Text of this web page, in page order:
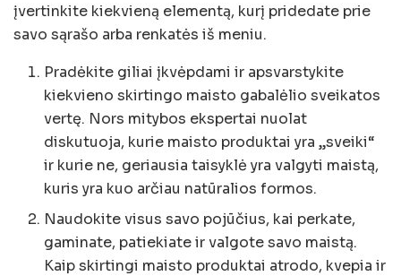
įvertinkite kiekvieną elementą, kurį pridedate prie
savo sąrašo arba renkatės iš meniu.
Pradėkite giliai įkvėpdami ir apsvarstykite
kiekvieno skirtingo maisto gabalėlio sveikatos
vertę. Nors mitybos ekspertai nuolat
diskutuoja, kurie maisto produktai yra „sveiki“
ir kurie ne, geriausia taisyklė yra valgyti maistą,
kuris yra kuo arčiau natūralios formos.
Naudokite visus savo pojūčius, kai perkate,
gaminate, patiekiate ir valgote savo maistą.
Kaip skirtingi maisto produktai atrodo, kvepia ir